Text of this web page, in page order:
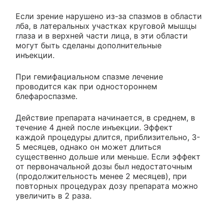
Если зрение нарушено из-за спазмов в области
лба, в латеральных участках круговой мышцы
глаза и в верхней части лица, в эти области
могут быть сделаны дополнительные
инъекции.
При гемифациальном спазме лечение
проводится как при одностороннем
блефароспазме.
Действие препарата начинается, в среднем, в
течение 4 дней после инъекции. Эффект
каждой процедуры длится, приблизительно, 3-
5 месяцев, однако он может длиться
существенно дольше или меньше. Если эффект
от первоначальной дозы был недостаточным
(продолжительность менее 2 месяцев), при
повторных процедурах дозу препарата можно
увеличить в 2 раза.